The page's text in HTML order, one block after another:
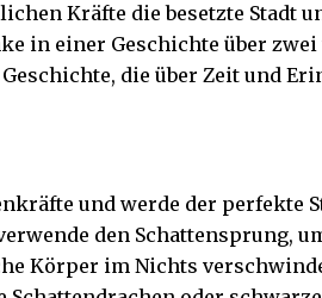
Kräfte die besetzte Stadt
in einer Geschichte über zwei
die über Zeit und
und werde der perfekte
den Schattensprung,
Körper im Nichts